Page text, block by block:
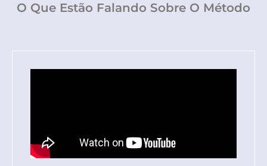
O Que Estão Falando Sobre O Método